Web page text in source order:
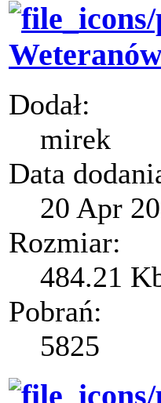
Dodał:
mirek
Data
20 Apr
Rozmiar:
484.21
Pobrań:
5825